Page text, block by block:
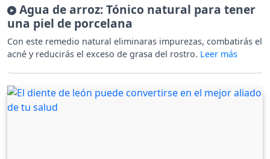
Agua de arroz: Tónico natural para tener
una piel de porcelana
Con este remedio natural eliminaras impurezas, combatirás el
acné y reducirás el exceso de grasa del rostro.